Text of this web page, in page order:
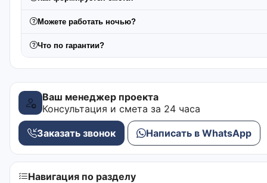
Можете работать ночью?
Что по гарантии?
Ваш менеджер проекта
Консультация и смета за 24 часа
Заказать звонок Написать в WhatsApp
Навигация по разделу